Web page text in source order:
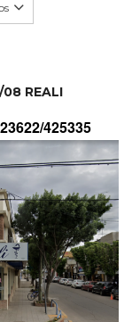
08 REALI
425335